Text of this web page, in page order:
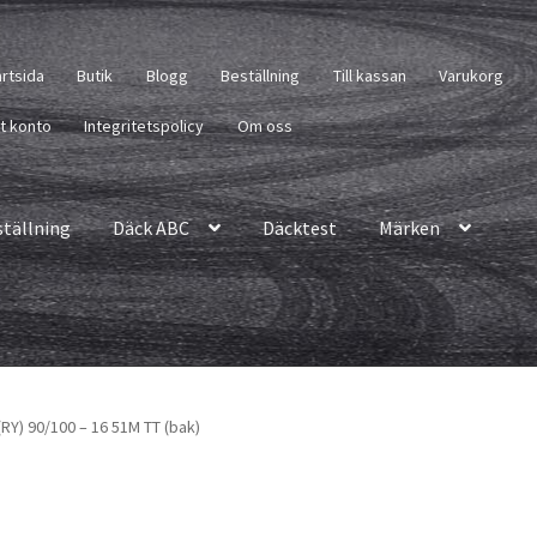
Butik Blogg Beställning Till kassan Varukorg
konto Integritetspolicy Om oss
Däck ABC Däcktest Märken
90/100 – 16 51M TT (bak)